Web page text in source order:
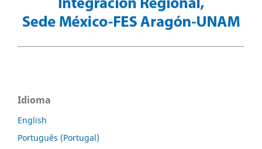
Idioma
English
Português (Portugal)